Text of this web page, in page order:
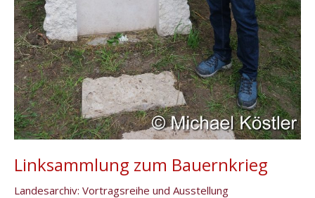
Linksammlung zum Bauernkrieg
Landesarchiv: Vortragsreihe und Ausstellung